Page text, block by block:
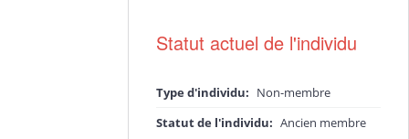
Statut actuel de l'individu
Type d'individu: Non-membre
Statut de l'individu: Ancien membre